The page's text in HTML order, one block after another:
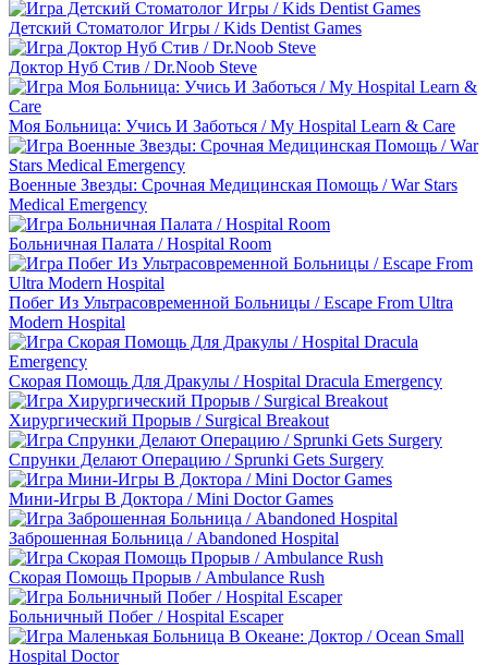
Детский Стоматолог Игры / Kids Dentist Games
Доктор Нуб Стив / Dr.Noob Steve
Моя Больница: Учись И Заботься / My Hospital Learn & Care
Военные Звезды: Срочная Медицинская Помощь / War Stars
Medical Emergency
Больничная Палата / Hospital Room
Побег Из Ультрасовременной Больницы / Escape From Ultra
Modern Hospital
Скорая Помощь Для Дракулы / Hospital Dracula Emergency
Хирургический Прорыв / Surgical Breakout
Спрунки Делают Операцию / Sprunki Gets Surgery
Мини-Игры В Доктора / Mini Doctor Games
Заброшенная Больница / Abandoned Hospital
Скорая Помощь Прорыв / Ambulance Rush
Больничный Побег / Hospital Escaper